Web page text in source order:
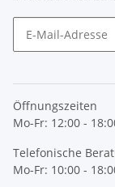
Öffnungszeiten
Mo-Fr: 12:00 -
Telefonische
Mo-Fr: 10:00 -